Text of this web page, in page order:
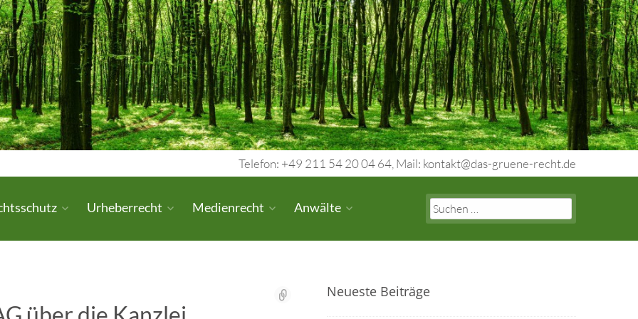
Telefon: +49 211 54 20 04 64, Mail: kontakt@das-gruene-recht.de
Search
for:
Urheberrecht Medienrecht Anwälte
Neueste Beiträge